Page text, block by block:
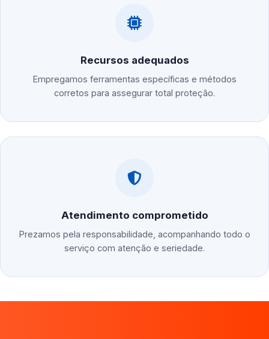
Recursos adequados
Empregamos ferramentas específicas e métodos
corretos para assegurar total proteção.
Atendimento comprometido
Prezamos pela responsabilidade, acompanhando todo o
serviço com atenção e seriedade.